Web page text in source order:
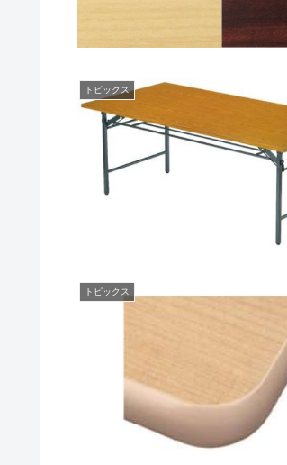
トピックス
トピックス